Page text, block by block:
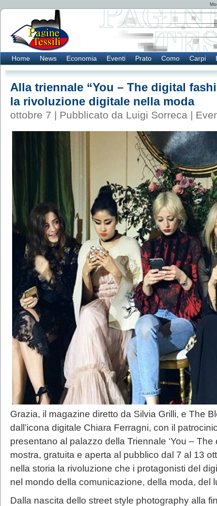
Home News Economia Eventi Prato Como Carpi
Alla triennale “You – The digital
la rivoluzione digitale nella moda
ottobre 7 | Pubblicato da Luigi Sorreca |
Grazia, il magazine diretto da Silvia Grilli, e The
dall’icona digitale Chiara Ferragni, con il
presentano al palazzo della Triennale ‘You – The
mostra, gratuita e aperta al pubblico dal 7 al 13
nella storia la rivoluzione che i protagonisti del
nel mondo della comunicazione, della moda, del
Dalla nascita dello street style photography alla